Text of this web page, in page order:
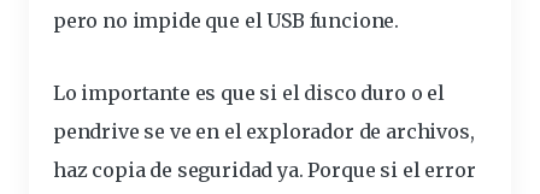
pero no impide que el USB funcione.
Lo importante es que si el disco duro o el
pendrive se ve en el explorador de archivos,
haz copia de seguridad ya. Porque si el error